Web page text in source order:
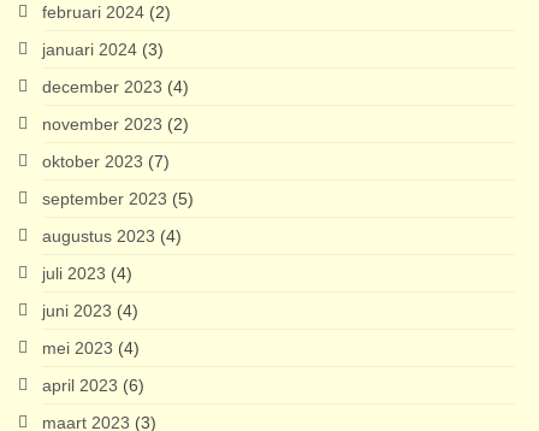
februari 2024 (2)
januari 2024 (3)
december 2023 (4)
november 2023 (2)
oktober 2023 (7)
september 2023 (5)
augustus 2023 (4)
juli 2023 (4)
juni 2023 (4)
mei 2023 (4)
april 2023 (6)
maart 2023 (3)